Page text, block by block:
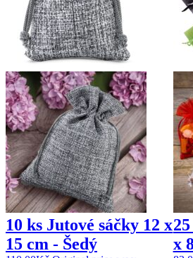
10 ks Jutové sáčky 12 x
15 cm - Šedý
x